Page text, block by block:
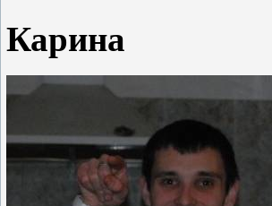
Карина